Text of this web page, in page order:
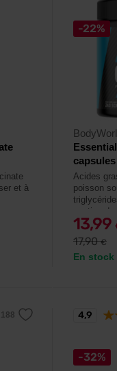
et à
-22%
capsules
Acides
poisson
soutien
et oculaire.
13,99
17,90€
En stock
-32%
4,9